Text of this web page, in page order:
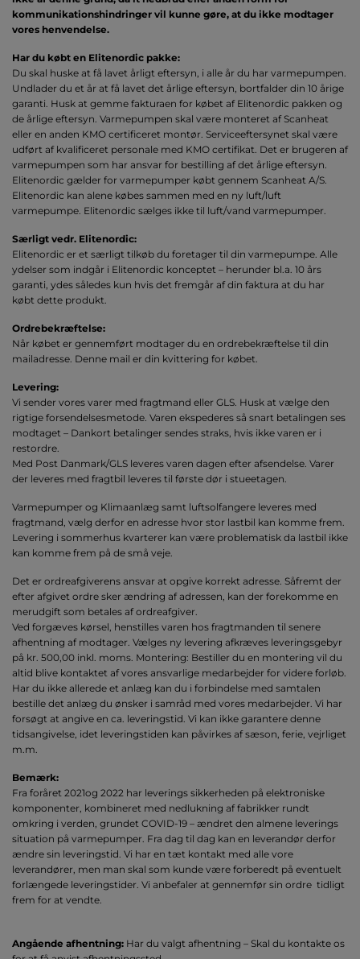
kommunikationshindringer vil kunne gøre, at du ikke modtager
vores henvendelse.
Har du købt en Elitenordic pakke:
Du skal huske at få lavet årligt eftersyn, i alle år du har varmepumpen.
Undlader du et år at få lavet det årlige eftersyn, bortfalder din 10 årige
garanti. Husk at gemme fakturaen for købet af Elitenordic pakken og
de årlige eftersyn. Varmepumpen skal være monteret af Scanheat
eller en anden KMO certificeret montør. Serviceeftersynet skal være
udført af kvalificeret personale med KMO certifikat. Det er brugeren af
varmepumpen som har ansvar for bestilling af det årlige eftersyn.
Elitenordic gælder for varmepumper købt gennem Scanheat A/S.
Elitenordic kan alene købes sammen med en ny luft/luft
varmepumpe. Elitenordic sælges ikke til luft/vand varmepumper.
Særligt vedr. Elitenordic:
Elitenordic er et særligt tilkøb du foretager til din varmepumpe. Alle
ydelser som indgår i Elitenordic konceptet – herunder bl.a. 10 års
garanti, ydes således kun hvis det fremgår af din faktura at du har
købt dette produkt.
Ordrebekræftelse:
Når købet er gennemført modtager du en ordrebekræftelse til din
mailadresse. Denne mail er din kvittering for købet.
Levering:
Vi sender vores varer med fragtmand eller GLS. Husk at vælge den
rigtige forsendelsesmetode. Varen ekspederes så snart betalingen ses
modtaget – Dankort betalinger sendes straks, hvis ikke varen er i
restordre.
Med Post Danmark/GLS leveres varen dagen efter afsendelse. Varer
der leveres med fragtbil leveres til første dør i stueetagen.
Varmepumper og Klimaanlæg samt luftsolfangere leveres med
fragtmand, vælg derfor en adresse hvor stor lastbil kan komme frem.
Levering i sommerhus kvarterer kan være problematisk da lastbil ikke
kan komme frem på de små veje.
Det er ordreafgiverens ansvar at opgive korrekt adresse. Såfremt der
efter afgivet ordre sker ændring af adressen, kan der forekomme en
merudgift som betales af ordreafgiver.
Ved forgæves kørsel, henstilles varen hos fragtmanden til senere
afhentning af modtager. Vælges ny levering afkræves leveringsgebyr
på kr. 500,00 inkl. moms. Montering: Bestiller du en montering vil du
altid blive kontaktet af vores ansvarlige medarbejder for videre forløb.
Har du ikke allerede et anlæg kan du i forbindelse med samtalen
bestille det anlæg du ønsker i samråd med vores medarbejder. Vi har
forsøgt at angive en ca. leveringstid. Vi kan ikke garantere denne
tidsangivelse, idet leveringstiden kan påvirkes af sæson, ferie, vejrliget
m.m.
Bemærk:
Fra foråret 2021og 2022 har leverings sikkerheden på elektroniske
komponenter, kombineret med nedlukning af fabrikker rundt
omkring i verden, grundet COVID-19 – ændret den almene leverings
situation på varmepumper. Fra dag til dag kan en leverandør derfor
ændre sin leveringstid. Vi har en tæt kontakt med alle vore
leverandører, men man skal som kunde være forberedt på eventuelt
forlængede leveringstider. Vi anbefaler at gennemfør sin ordre tidligt
frem for at vendte.
Angående afhentning: Har du valgt afhentning – Skal du kontakte os